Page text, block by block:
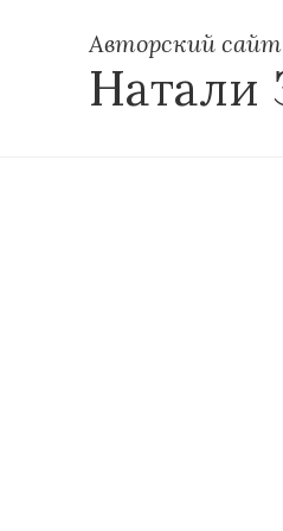
Авторский сайт
Натали